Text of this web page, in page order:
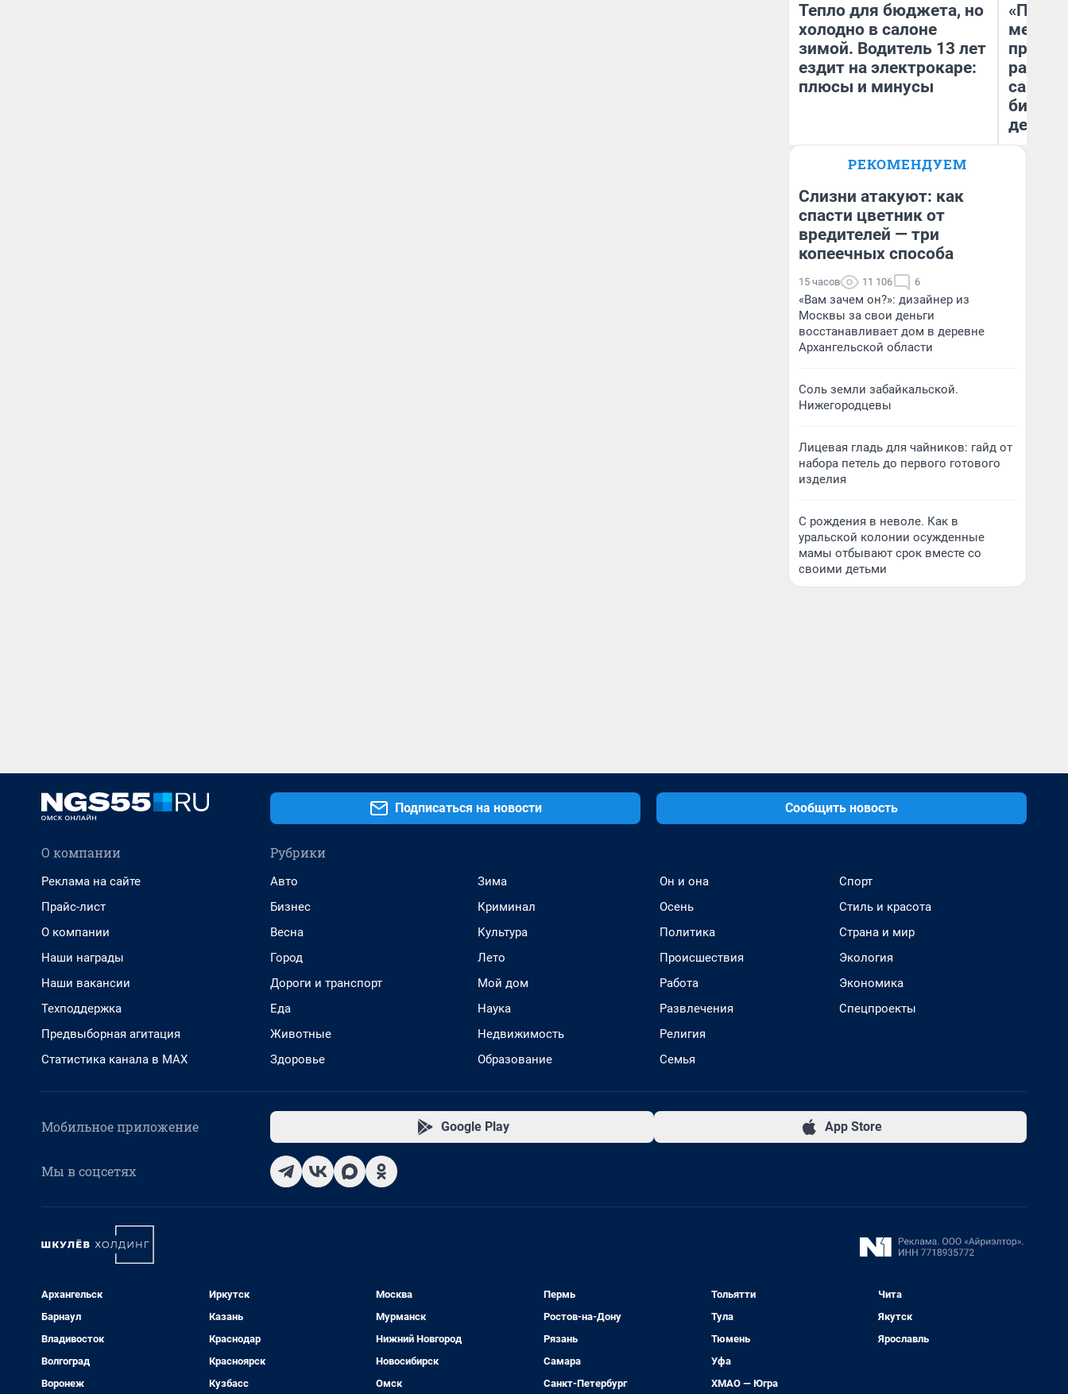
Тепло для бюджета, но
холодно в салоне
зимой. Водитель 13 лет
ездит на электрокаре:
плюсы и минусы
Денис Дедюхин
самом
РЕКОМЕНДУЕМ
Слизни атакуют: как
спасти цветник от
вредителей — три
копеечных способа
15 часов 11 106 6
«Вам зачем он?»: дизайнер из
Москвы за свои деньги
восстанавливает дом в деревне
Архангельской области
Соль земли забайкальской.
Нижегородцевы
Лицевая гладь для чайников: гайд от
набора петель до первого готового
изделия
С рождения в неволе. Как в
уральской колонии осужденные
мамы отбывают срок вместе со
своими детьми
Подписаться на новости Сообщить новость
О компании
Реклама на сайте
Прайс-лист
О компании
Наши награды
Наши вакансии
Техподдержка
Предвыборная агитация
Статистика канала в MAX
Рубрики
Авто
Бизнес
Весна
Город
Дороги и транспорт
Еда
Животные
Здоровье
Зима
Криминал
Культура
Лето
Мой дом
Наука
Недвижимость
Образование
Он и она
Осень
Политика
Происшествия
Работа
Развлечения
Религия
Семья
Спорт
Стиль и красота
Страна и мир
Экология
Экономика
Спецпроекты
Мобильное приложение Google Play App Store
Мы в соцсетях
Архангельск
Барнаул
Владивосток
Волгоград
Воронеж
Иркутск
Казань
Краснодар
Красноярск
Кузбасс
Москва
Мурманск
Нижний Новгород
Новосибирск
Омск
Пермь
Ростов-на-Дону
Рязань
Самара
Санкт-Петербург
Тольятти
Тула
Тюмень
Уфа
ХМАО — Югра
Чита
Якутск
Ярославль